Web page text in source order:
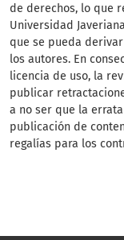
de derechos, lo que
Universidad
que se pueda
los autores. En
licencia de uso, la
publicar
a no ser que la
publicación de
regalías para los